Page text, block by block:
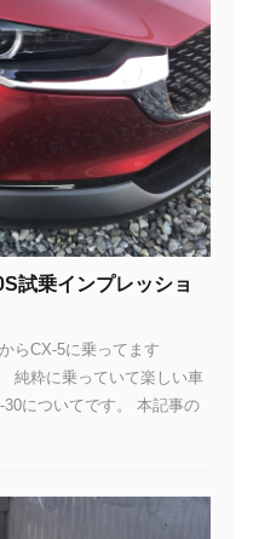
試乗インプレッショ
らCX-5に乗ってます
純粋に乗っていて楽しい車
についてです。 本記事の